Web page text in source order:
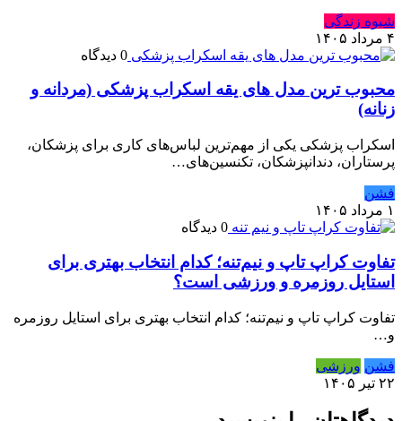
شیوه زندگی
۴ مرداد ۱۴۰۵
0 دیدگاه
محبوب ترین مدل های یقه اسکراب پزشکی (مردانه و
زنانه)
اسکراب پزشکی یکی از مهم‌ترین لباس‌های کاری برای پزشکان،
پرستاران، دندانپزشکان، تکنسین‌های…
فشن
۱ مرداد ۱۴۰۵
0 دیدگاه
تفاوت کراپ تاپ و نیم‌تنه؛ کدام انتخاب بهتری برای
استایل روزمره و ورزشی است؟
تفاوت کراپ تاپ و نیم‌تنه؛ کدام انتخاب بهتری برای استایل روزمره
و…
فشن ورزشی
۲۲ تیر ۱۴۰۵